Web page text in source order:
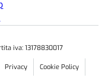
iva: 13178830017
Privacy Cookie Policy